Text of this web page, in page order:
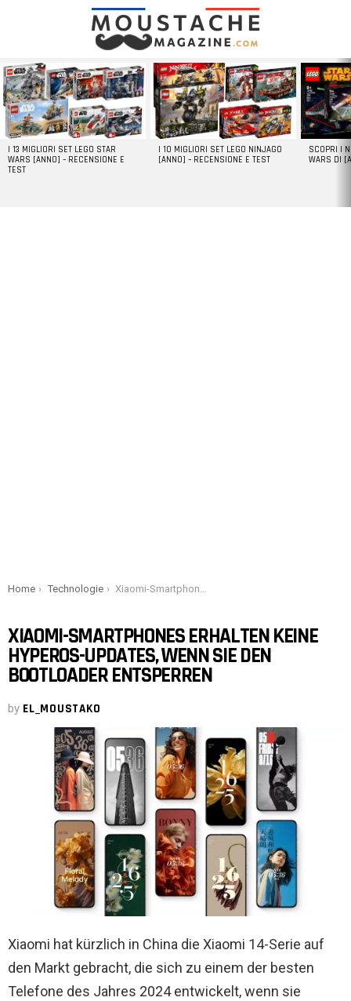
LATEST
STORIES
I 13 MIGLIORI SET LEGO STAR
WARS [ANNO] – RECENSIONE E
TEST
I 10 MIGLIORI SET LEGO NINJAGO
[ANNO] – RECENSIONE E TEST
SCOPRI I
WARS DI
You are here:
Home Technologie Xiaomi-Smartphones erhalten keine HyperOS-Updates, wenn Sie den Bootloader entsperren
XIAOMI-SMARTPHONES ERHALTEN KEINE
HYPEROS-UPDATES, WENN SIE DEN
BOOTLOADER ENTSPERREN
by EL_MOUSTAKO
Xiaomi hat kürzlich in China die Xiaomi 14-Serie auf
den Markt gebracht, die sich zu einem der besten
Telefone des Jahres 2024 entwickelt, wenn sie